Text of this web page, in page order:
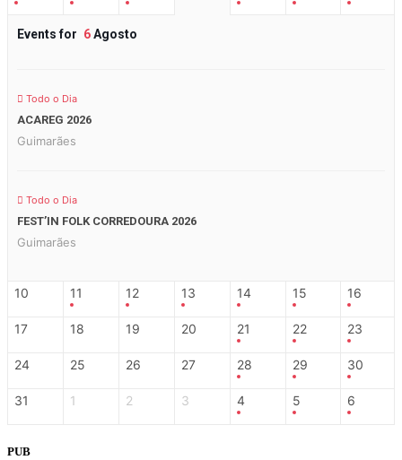
Events for 6Agosto
Todo o Dia
ACAREG 2026
Guimarães
Todo o Dia
FEST’IN FOLK CORREDOURA 2026
Guimarães
10 11 12 13 14 15 16
17 18 19 20 21 22 23
24 25 26 27 28 29 30
31 1 2 3 4 5 6
PUB